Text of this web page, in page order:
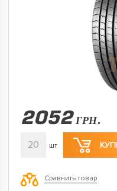
2052 ГРН.
20 шт
Сравнить товар